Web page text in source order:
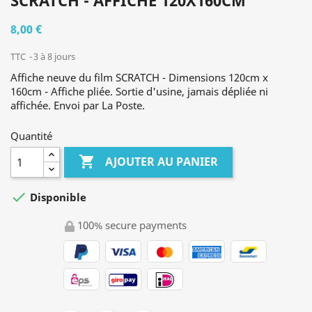
8,00 €
TTC 3 à 8 jours
Affiche neuve du film SCRATCH - Dimensions 120cm x
160cm - Affiche pliée. Sortie d'usine, jamais dépliée ni
affichée. Envoi par La Poste.
Quantité
 AJOUTER AU PANIER
 Disponible
100% secure payments